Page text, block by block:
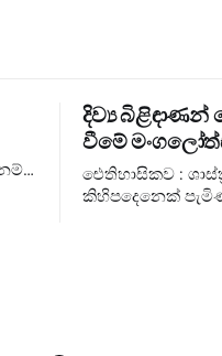
දිව්‍ය බිළිඳාණන්
වීමේ
ඓතිහාසිකව :
කිහිපදෙනෙක්